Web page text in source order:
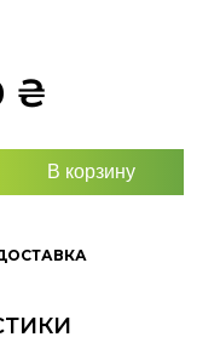
₴
В корзину